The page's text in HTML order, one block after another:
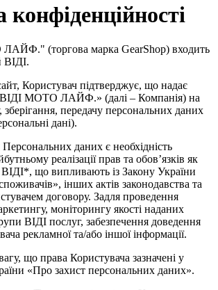
конфіденційності
(торгова марка GearShop) входить
ВІДІ.
Користувач підтверджує, що надає
МОТО ЛАЙФ.» (далі – Компанія) на
зберігання, передачу персональних даних
дані).
даних є необхідність
реалізації прав та обов’язків як
ВІДІ*, що випливають із Закону України
інших актів законодавства та
договору. Задля проведення
моніторингу якості наданих
ВІДІ послуг, забезпечення доведення
рекламної та/або іншої інформації.
що права Користувача зазначені у
«Про захист персональних даних».